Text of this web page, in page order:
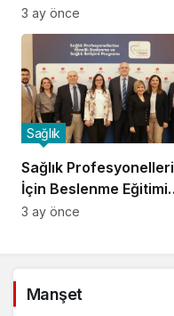
Oldu!
3 ay önce
Sağlık Profesyonelleri
İçin Beslenme Eğitimi
Başladı
Sağlık
3 ay önce
Manşet